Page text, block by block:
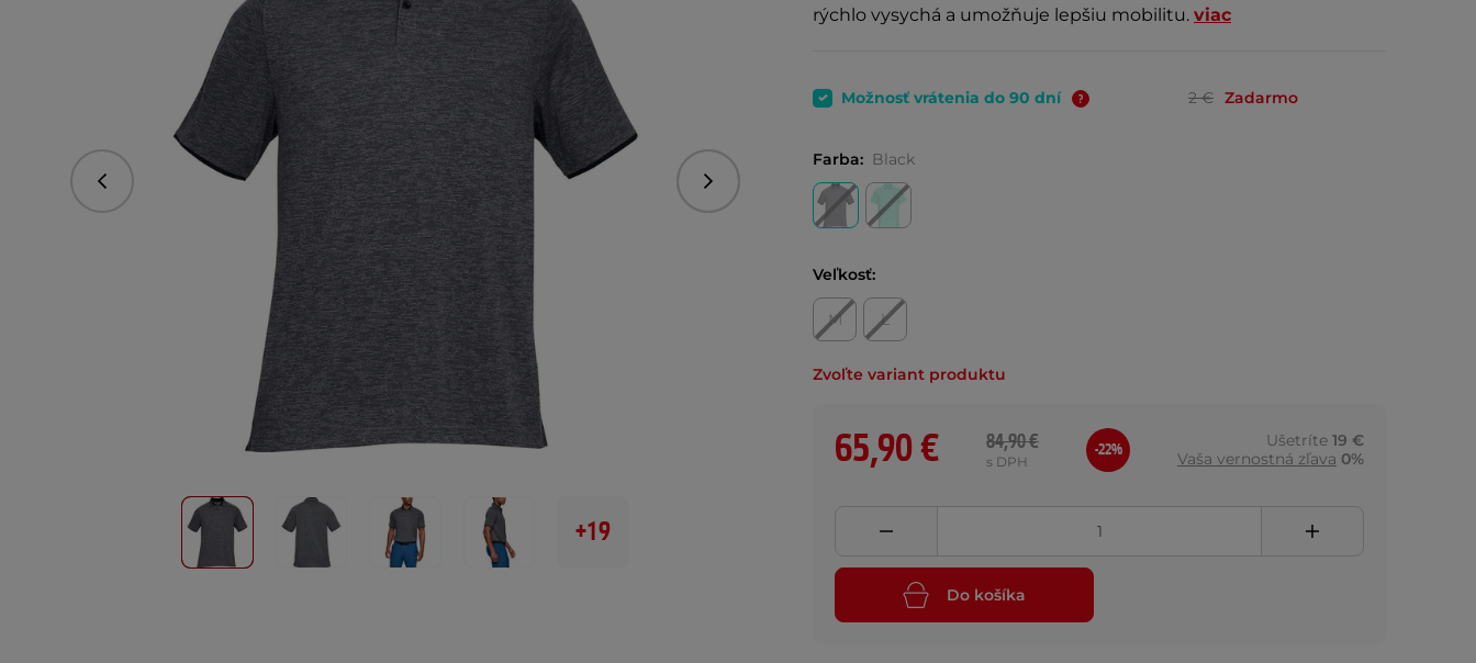
rýchlo vysychá a umožňuje lepšiu mobilitu. viac
Predchádzajúce Nasledujúce
+19
Možnosť vrátenia do 90 dní 2 € Zadarmo
Farba: Black
Veľkosť:
M L
Zvoľte variant produktu
65,90 € 84,90 €
s DPH
-22% Ušetríte 19 €
Vaša vernostná zľava 0%
Do košíka